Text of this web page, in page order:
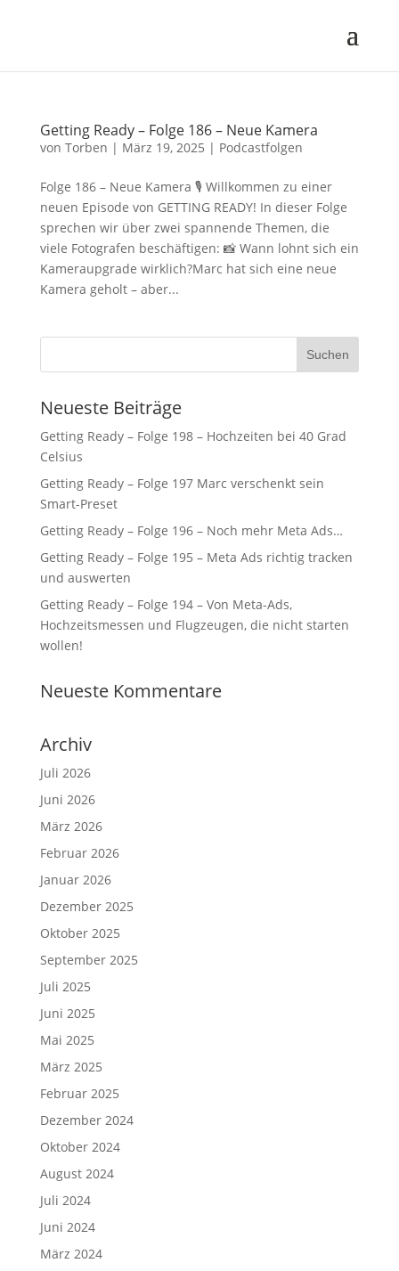
Getting Ready – Folge 186 – Neue Kamera
von Torben | März 19, 2025 | Podcastfolgen
Folge 186 – Neue Kamera 🎙 Willkommen zu einer
neuen Episode von GETTING READY! In dieser Folge
sprechen wir über zwei spannende Themen, die
viele Fotografen beschäftigen: 📸 Wann lohnt sich ein
Kameraupgrade wirklich?Marc hat sich eine neue
Kamera geholt – aber...
Neueste Beiträge
Getting Ready – Folge 198 – Hochzeiten bei 40 Grad
Celsius
Getting Ready – Folge 197 Marc verschenkt sein
Smart-Preset
Getting Ready – Folge 196 – Noch mehr Meta Ads…
Getting Ready – Folge 195 – Meta Ads richtig tracken
und auswerten
Getting Ready – Folge 194 – Von Meta-Ads,
Hochzeitsmessen und Flugzeugen, die nicht starten
wollen!
Neueste Kommentare
Archiv
Juli 2026
Juni 2026
März 2026
Februar 2026
Januar 2026
Dezember 2025
Oktober 2025
September 2025
Juli 2025
Juni 2025
Mai 2025
März 2025
Februar 2025
Dezember 2024
Oktober 2024
August 2024
Juli 2024
Juni 2024
März 2024